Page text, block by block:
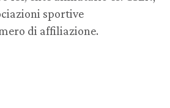
sportive
di affiliazione.